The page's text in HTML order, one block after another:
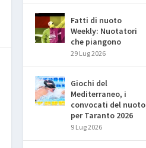
Fatti di nuoto
Weekly: Nuotatori
che piangono
29 Lug 2026
Giochi del
Mediterraneo, i
convocati del nuoto
per Taranto 2026
9 Lug 2026